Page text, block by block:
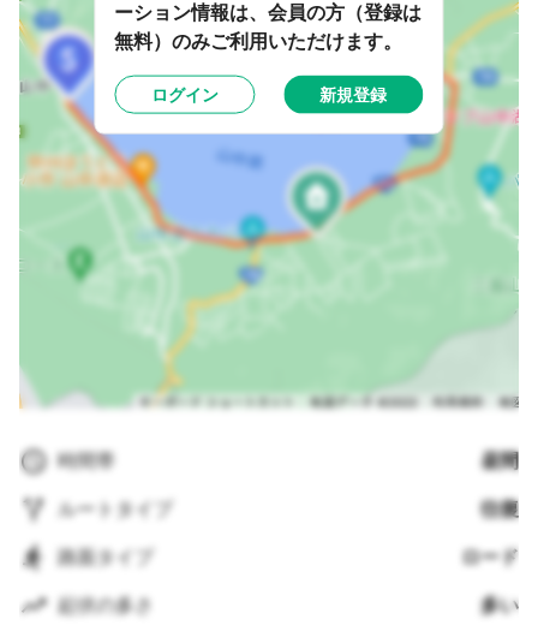
時間帯 昼間
ルートタイプ 往復
路面タイプ ロード
起伏の多さ 多い
ーション情報は、会員の方（登録は
無料）のみご利用いただけます。
ログイン 新規登録